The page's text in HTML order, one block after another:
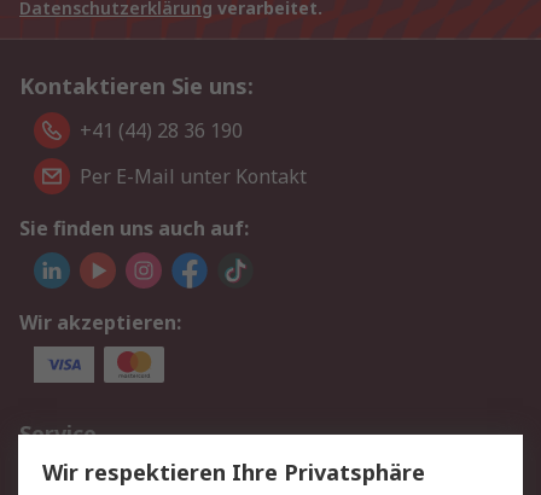
Datenschutzerklärung verarbeitet.
Kontaktieren Sie uns:
+41 (44) 28 36 190
Per E-Mail unter Kontakt
Sie finden uns auch auf:
Wir akzeptieren:
Service
Value Added Services
Lieferlösungen
Wir respektieren Ihre Privatsphäre